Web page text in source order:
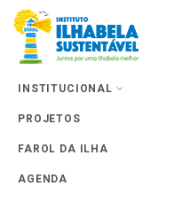
INSTITUCIONAL
PROJETOS
FAROL DA ILHA
AGENDA